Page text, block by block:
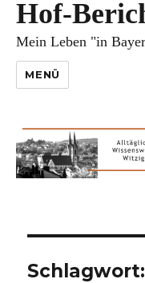
Hof-
Mein Leben "in
MENÜ
Schlagwort: